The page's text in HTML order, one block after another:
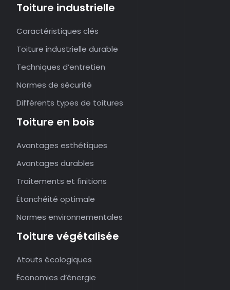
Toiture industrielle
Caractéristiques clés
Toiture industrielle durable
Techniques d’entretien
Normes de sécurité
Différents types de toitures
Toiture en bois
Avantages esthétiques
Avantages durables
Traitements et finitions
Étanchéité optimale
Normes environnementales
Toiture végétalisée
Atouts écologiques
Économies d’énergie